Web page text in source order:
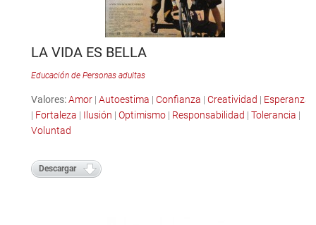
LA VIDA ES BELLA
Educación de Personas adultas
Valores:Amor| Autoestima | Confianza | Creatividad | Esperanza
| Fortaleza | Ilusión | Optimismo| Responsabilidad | Tolerancia |
Voluntad
Descargar